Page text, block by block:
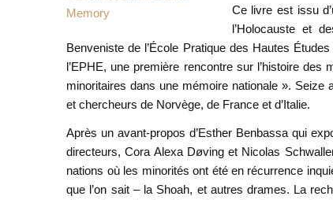
Ce livre est issu
l’Holocauste et
Benveniste de l’École Pratique des Hautes
l’EPHE, une première rencontre sur l’histoire
minoritaires dans une mémoire nationale ».
et chercheurs de Norvège, de France et d’Italie.
Après un avant-propos d’Esther Benbassa qui
directeurs, Cora Alexa Døving et Nicolas
nations où les minorités ont été en récurrence
que l’on sait – la Shoah, et autres drames. La